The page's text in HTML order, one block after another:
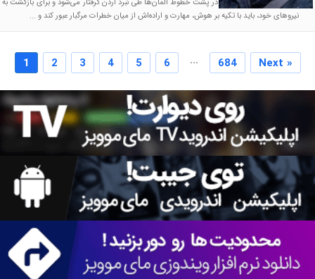
یک سرباز آمریکایی زخمی در پشت خطوط آلمان‌ها طی نبرد آردن گرفتار می‌شود و برای بازگشت به
نیروهای خود، باید با تکیه بر هوش، مهارت و اراده‌اش از میان خطرات مرگبار عبور کند و ...
1 2 3 4 5 6 ... 684 Next »